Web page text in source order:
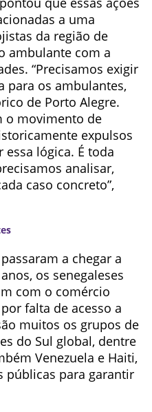
a uma
da região de
ambulante com a
“Precisamos exigir
para os ambulantes,
de Porto Alegre.
o movimento de
expulsos
lógica. É toda
analisar,
caso concreto”,
a chegar a
os senegaleses
com o comércio
falta de acesso a
muitos os grupos de
do Sul global, dentre
Venezuela e Haiti,
públicas para garantir